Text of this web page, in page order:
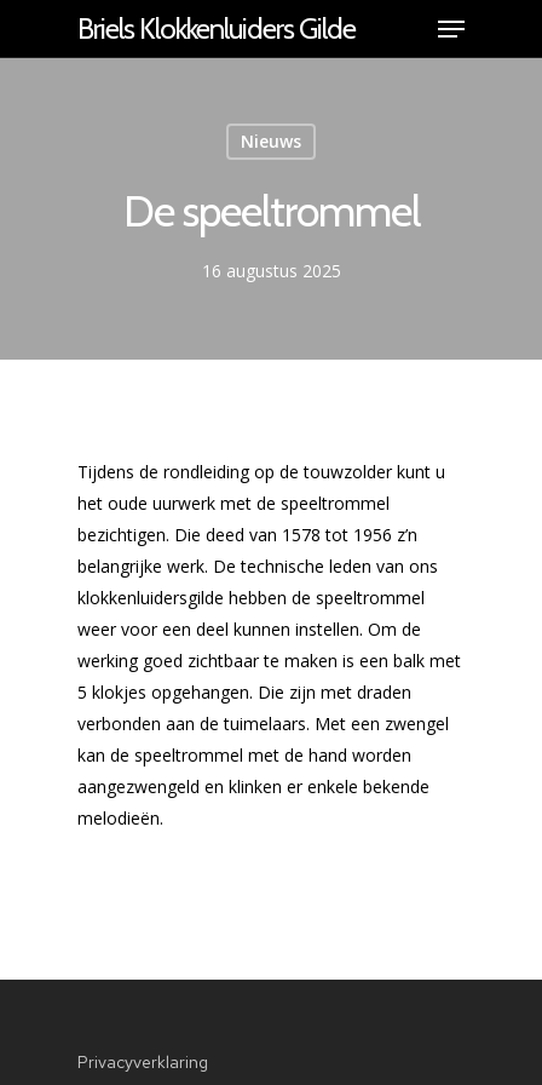
Briels Klokkenluiders Gilde
Nieuws
De speeltrommel
16 augustus 2025
Tijdens de rondleiding op de touwzolder kunt u
het oude uurwerk met de speeltrommel
bezichtigen. Die deed van 1578 tot 1956 z’n
belangrijke werk. De technische leden van ons
klokkenluidersgilde hebben de speeltrommel
weer voor een deel kunnen instellen. Om de
werking goed zichtbaar te maken is een balk met
5 klokjes opgehangen. Die zijn met draden
verbonden aan de tuimelaars. Met een zwengel
kan de speeltrommel met de hand worden
aangezwengeld en klinken er enkele bekende
melodieën.
Privacyverklaring
Home
Over ons
Geschiedenis
Lidmaatschap
Donateur worden
Het Gildelied
De klokken
Katrin
Concordia
Crans
Barbara
Klok Jacobskerk
Luidmomenten
Trouwluiden
Informatie & aanvraag
Luidsimulator